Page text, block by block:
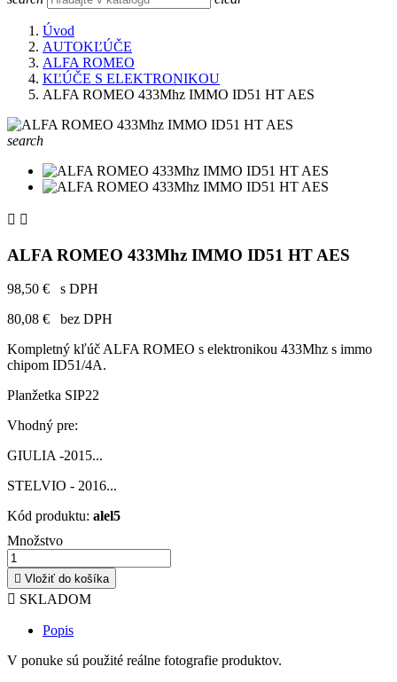
Úvod
AUTOKĽÚČE
ALFA ROMEO
KĽÚČE S ELEKTRONIKOU
ALFA ROMEO 433Mhz IMMO ID51 HT AES
search
 
ALFA ROMEO 433Mhz IMMO ID51 HT AES
98,50 €
s DPH
80,08 €
bez DPH
Kompletný kľúč ALFA ROMEO s elektronikou 433Mhz s immo
chipom ID51/4A.
Planžetka SIP22
Vhodný pre:
GIULIA -2015...
STELVIO - 2016...
Kód produktu: alel5
Množstvo
 Vložiť do košíka
 SKLADOM
Popis
V ponuke sú použité reálne fotografie produktov.